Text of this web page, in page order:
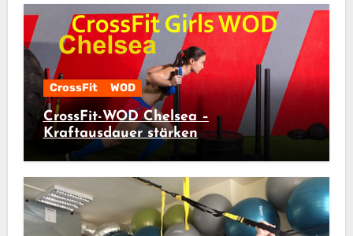
CrossFit WOD
CrossFit-WOD Chelsea –
Kraftausdauer stärken